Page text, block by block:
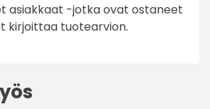
asiakkaat -jotka ovat ostaneet
kirjoittaa tuotearvion.